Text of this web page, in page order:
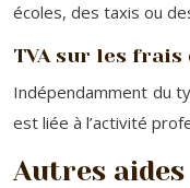
écoles, des taxis ou
TVA sur les frais
Indépendamment du
est liée à l’activité
Autres